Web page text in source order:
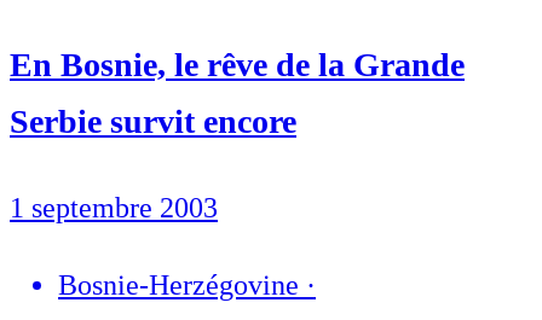
En Bosnie, le rêve de la Grande
Serbie survit encore
1 septembre 2003
Bosnie-Herzégovine ·